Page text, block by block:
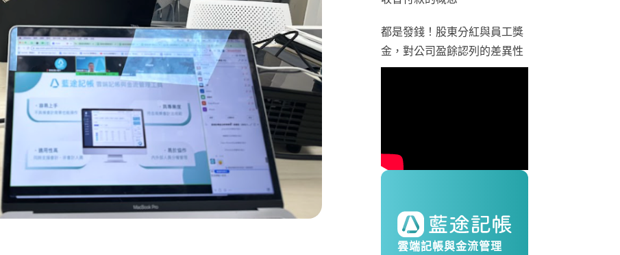
都是發錢！股東分紅與員工獎
金，對公司盈餘認列的差異性
雲端記帳與金流管理